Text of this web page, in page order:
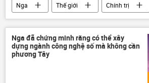
Nga Thế giới
Chính trị
Ukraina
Cuộc khủng hoảng ở Ukraina
Nikolai Patrushev
Đức
Nga đã chứng minh rằng có thể xây
dựng ngành công nghệ số mà không cần
phương Tây